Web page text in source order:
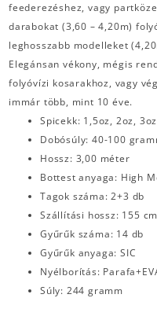
feederezéshez, vagy
darabokat (3,60 – 4,20m)
leghosszabb modelleket
Elegánsan vékony, mégis
folyóvízi kosarakhoz, vagy
immár több, mint 10 éve.
Spicekk: 1,5oz, 2oz, 3oz
Dobósúly: 40-100
Hossz: 3,00 méter
Bottest anyaga: High
Tagok száma: 2+3 db
Szállítási hossz: 155 cm
Gyűrűk száma: 14 db
Gyűrűk anyaga: SIC
Nyélborítás:
Súly: 244 gramm